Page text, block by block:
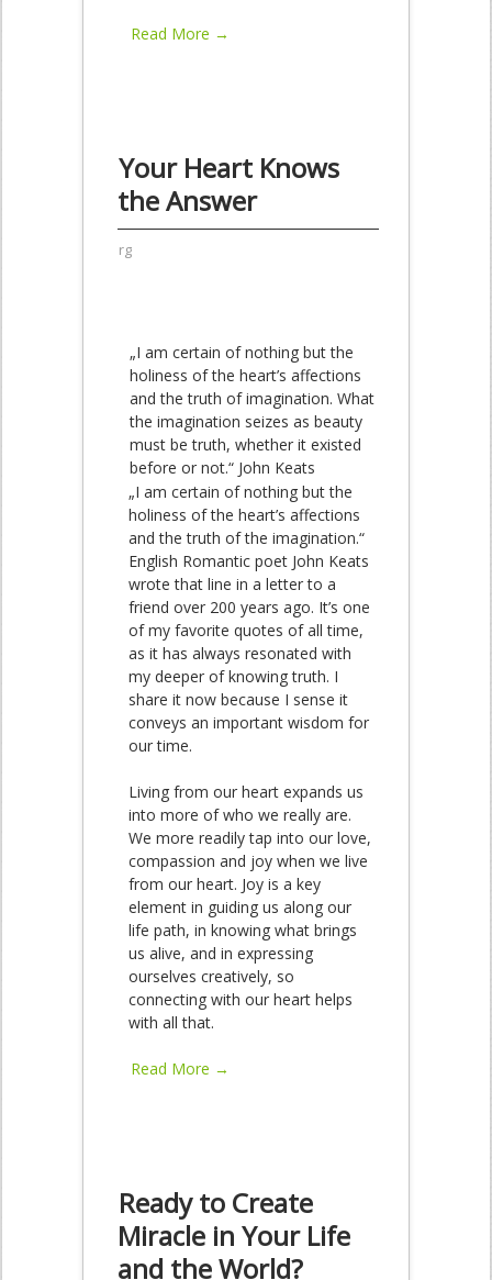
Read More →
Your Heart Knows
the Answer
rg
„I am certain of nothing but the
holiness of the heart’s affections
and the truth of imagination. What
the imagination seizes as beauty
must be truth, whether it existed
before or not.“ John Keats
„I am certain of nothing but the
holiness of the heart’s affections
and the truth of the imagination.“
English Romantic poet John Keats
wrote that line in a letter to a
friend over 200 years ago. It’s one
of my favorite quotes of all time,
as it has always resonated with
my deeper of knowing truth. I
share it now because I sense it
conveys an important wisdom for
our time.
Living from our heart expands us
into more of who we really are.
We more readily tap into our love,
compassion and joy when we live
from our heart. Joy is a key
element in guiding us along our
life path, in knowing what brings
us alive, and in expressing
ourselves creatively, so
connecting with our heart helps
with all that.
Read More →
Ready to Create
Miracle in Your Life
and the World?